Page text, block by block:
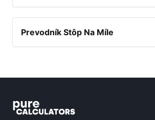
Prevodník Stôp Na Míle